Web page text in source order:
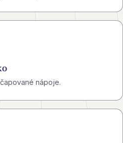
nápoje.